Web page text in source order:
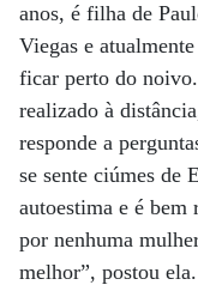
anos, é filha de
Viegas e
ficar perto do
realizado à
responde a
se sente ciúmes de
autoestima e é bem
por nenhuma
melhor”, postou